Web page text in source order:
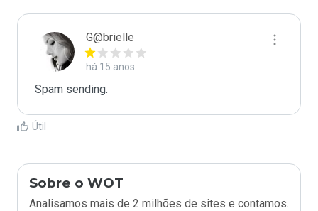
G@brielle
há 15 anos
Spam sending.
Útil
Sobre o WOT
Analisamos mais de 2 milhões de sites e contamos.